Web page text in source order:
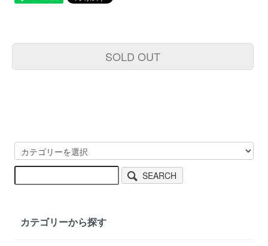
SOLD OUT
SEARCH
カテゴリーから探す